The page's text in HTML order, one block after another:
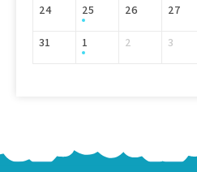
24 25 26 27
31 1 2 3